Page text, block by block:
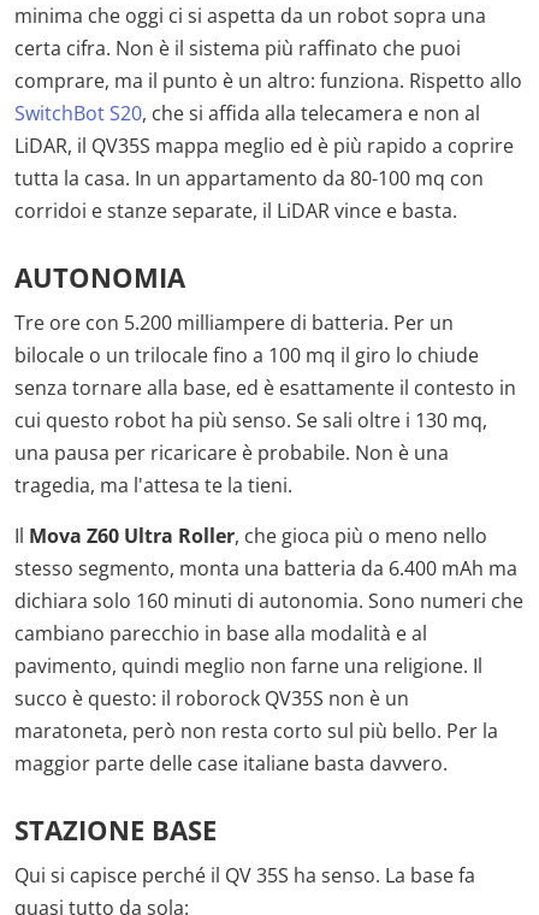
minima che oggi ci si aspetta da un robot sopra una
certa cifra. Non è il sistema più raffinato che puoi
comprare, ma il punto è un altro: funziona. Rispetto allo
SwitchBot S20, che si affida alla telecamera e non al
LiDAR, il QV35S mappa meglio ed è più rapido a coprire
tutta la casa. In un appartamento da 80-100 mq con
corridoi e stanze separate, il LiDAR vince e basta.
AUTONOMIA
Tre ore con 5.200 milliampere di batteria. Per un
bilocale o un trilocale fino a 100 mq il giro lo chiude
senza tornare alla base, ed è esattamente il contesto in
cui questo robot ha più senso. Se sali oltre i 130 mq,
una pausa per ricaricare è probabile. Non è una
tragedia, ma l'attesa te la tieni.
Il Mova Z60 Ultra Roller, che gioca più o meno nello
stesso segmento, monta una batteria da 6.400 mAh ma
dichiara solo 160 minuti di autonomia. Sono numeri che
cambiano parecchio in base alla modalità e al
pavimento, quindi meglio non farne una religione. Il
succo è questo: il roborock QV35S non è un
maratoneta, però non resta corto sul più bello. Per la
maggior parte delle case italiane basta davvero.
STAZIONE BASE
Qui si capisce perché il QV 35S ha senso. La base fa
quasi tutto da sola: